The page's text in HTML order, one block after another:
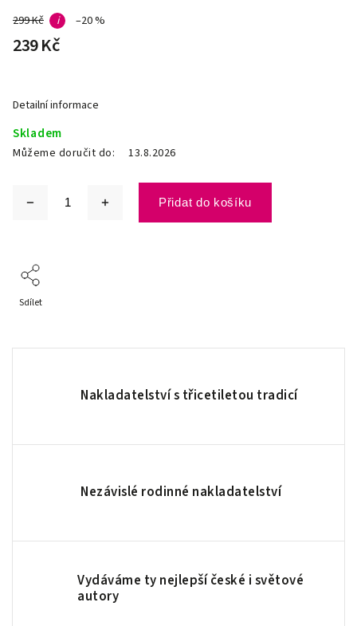
299 Kč i –20 %
239 Kč
Skladem
Můžeme doručit do: 13.8.2026
Přidat do košíku
Detailní informace
Sdílet
Nakladatelství s třicetiletou tradicí
Nezávislé rodinné nakladatelství
Vydáváme ty nejlepší české i světové
autory